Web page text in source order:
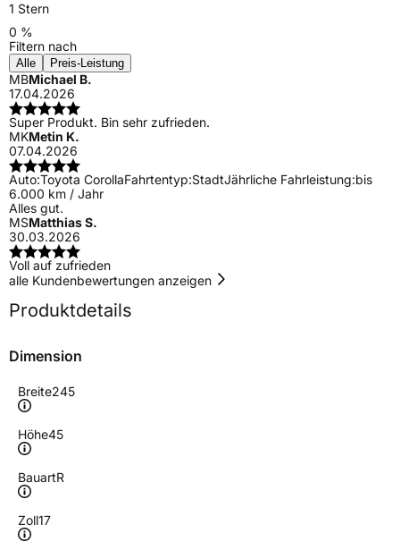
1 Stern
0 %
Filtern nach
Alle Preis-Leistung
MBMichael B.
17.04.2026
Super Produkt. Bin sehr zufrieden.
MKMetin K.
07.04.2026
Auto:Toyota CorollaFahrtentyp:StadtJährliche Fahrleistung:bis
6.000 km / Jahr
Alles gut.
MSMatthias S.
30.03.2026
Voll auf zufrieden
alle Kundenbewertungen anzeigen
Produktdetails
Dimension
Breite245
Höhe45
BauartR
Zoll17